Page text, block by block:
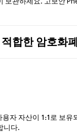
합한 암호화
자 자산이 1:1로 보유
니다.